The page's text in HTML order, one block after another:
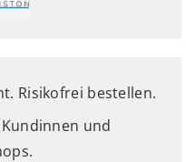
Risikofrei bestellen.
und